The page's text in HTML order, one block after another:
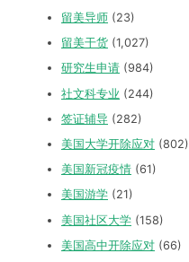
留美导师 (23)
留美干货 (1,027)
研究生申请 (984)
社文科专业 (244)
签证辅导 (282)
美国大学开除应对 (802)
美国新冠疫情 (61)
美国游学 (21)
美国社区大学 (158)
美国高中开除应对 (66)